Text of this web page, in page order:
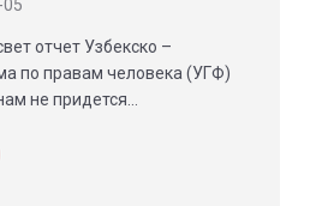
отчет Узбекско –
по правам человека (УГФ)
не придется…